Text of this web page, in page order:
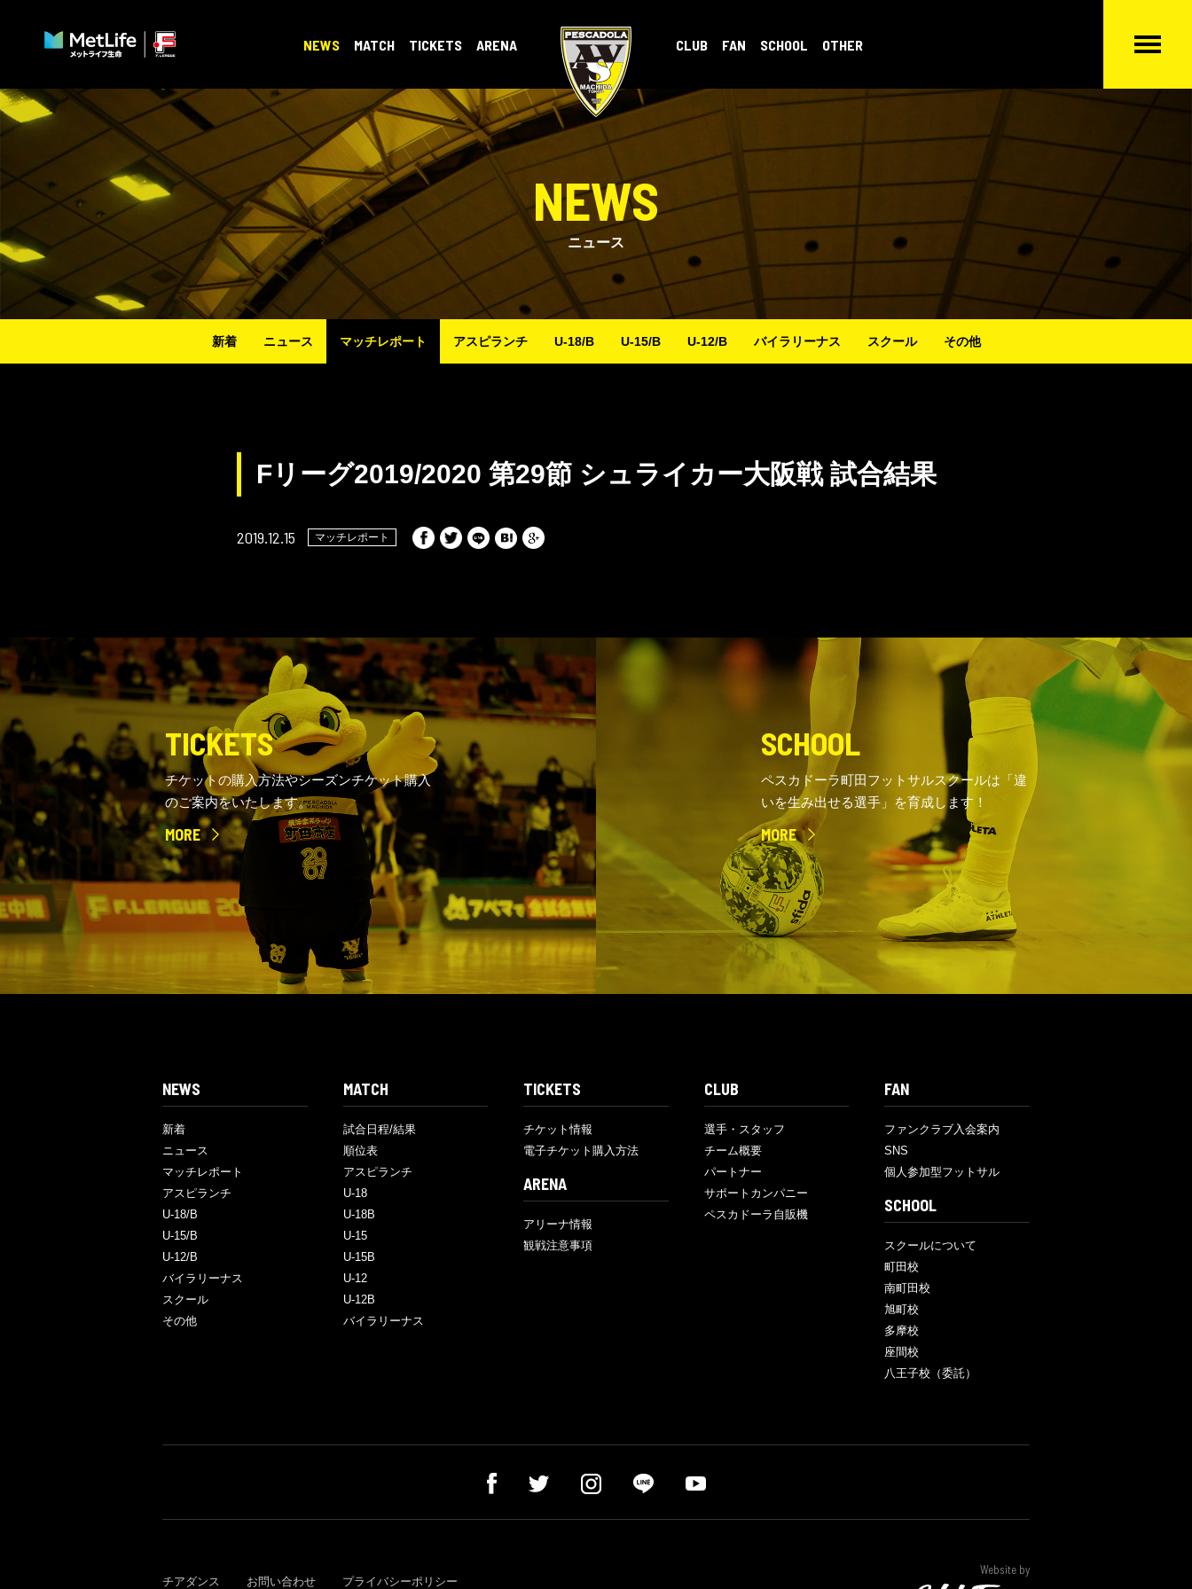
NEWS MATCH TICKETS ARENA CLUB FAN SCHOOL OTHER
NEWS
ニュース
新着 ニュース マッチレポート アスピランチ U-18/B U-15/B U-12/B バイラリーナス スクール その他
Fリーグ2019/2020 第29節 シュライカー大阪戦 試合結果
2019.12.15 マッチレポート
TICKETS
チケットの購入方法やシーズンチケット購入
のご案内をいたします。
MORE
SCHOOL
ペスカドーラ町田フットサルスクールは「違
いを生み出せる選手」を育成します！
MORE
NEWS
新着
ニュース
マッチレポート
アスピランチ
U-18/B
U-15/B
U-12/B
バイラリーナス
スクール
その他
MATCH
試合日程/結果
順位表
アスピランチ
U-18
U-18B
U-15
U-15B
U-12
U-12B
バイラリーナス
TICKETS
チケット情報
電子チケット購入方法
ARENA
アリーナ情報
観戦注意事項
CLUB
選手・スタッフ
チーム概要
パートナー
サポートカンパニー
ペスカドーラ自販機
FAN
ファンクラブ入会案内
SNS
個人参加型フットサル
SCHOOL
スクールについて
町田校
南町田校
旭町校
多摩校
座間校
八王子校（委託）
チアダンス お問い合わせ プライバシーポリシー
Website by